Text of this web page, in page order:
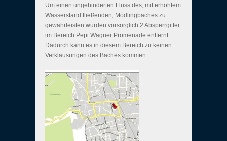
Um einen ungehinderten Fluss des, mit erhöhtem
Wasserstand fließenden, Mödlingbaches zu
gewährleisten wurden vorsorglich 2 Absperrgitter
im Bereich Pepi Wagner Promenade entfernt.
Dadurch kann es in diesem Bereich zu keinen
Verklausungen des Baches kommen.